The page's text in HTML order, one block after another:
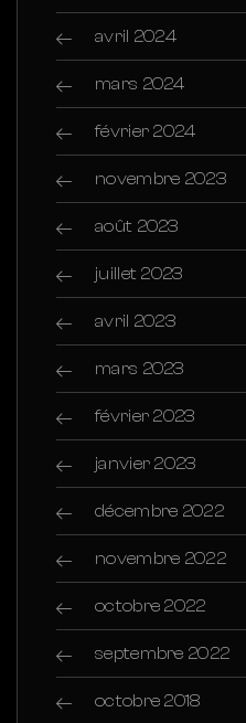
avril 2024
mars 2024
février 2024
novembre 2023
août 2023
juillet 2023
avril 2023
mars 2023
février 2023
janvier 2023
décembre 2022
novembre 2022
octobre 2022
septembre 2022
octobre 2018